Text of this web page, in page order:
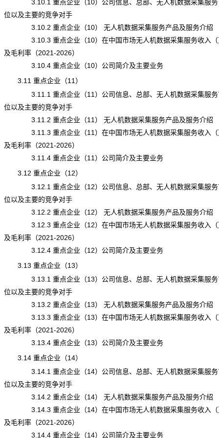
3.10.1 重点企业（10）公司信息、总部、无人机数据采集服务
位以及主要的竞争对手
3.10.2 重点企业（10） 无人机数据采集服务产品及服务介绍
3.10.3 重点企业（10）在中国市场无人机数据采集服务收入（
及毛利率（2021-2026）
3.10.4 重点企业（10）公司简介及主要业务
3.11 重点企业（11）
3.11.1 重点企业（11）公司信息、总部、无人机数据采集服务
位以及主要的竞争对手
3.11.2 重点企业（11） 无人机数据采集服务产品及服务介绍
3.11.3 重点企业（11）在中国市场无人机数据采集服务收入（
及毛利率（2021-2026）
3.11.4 重点企业（11）公司简介及主要业务
3.12 重点企业（12）
3.12.1 重点企业（12）公司信息、总部、无人机数据采集服务
位以及主要的竞争对手
3.12.2 重点企业（12） 无人机数据采集服务产品及服务介绍
3.12.3 重点企业（12）在中国市场无人机数据采集服务收入（
及毛利率（2021-2026）
3.12.4 重点企业（12）公司简介及主要业务
3.13 重点企业（13）
3.13.1 重点企业（13）公司信息、总部、无人机数据采集服务
位以及主要的竞争对手
3.13.2 重点企业（13） 无人机数据采集服务产品及服务介绍
3.13.3 重点企业（13）在中国市场无人机数据采集服务收入（
及毛利率（2021-2026）
3.13.4 重点企业（13）公司简介及主要业务
3.14 重点企业（14）
3.14.1 重点企业（14）公司信息、总部、无人机数据采集服务
位以及主要的竞争对手
3.14.2 重点企业（14） 无人机数据采集服务产品及服务介绍
3.14.3 重点企业（14）在中国市场无人机数据采集服务收入（
及毛利率（2021-2026）
3.14.4 重点企业（14）公司简介及主要业务